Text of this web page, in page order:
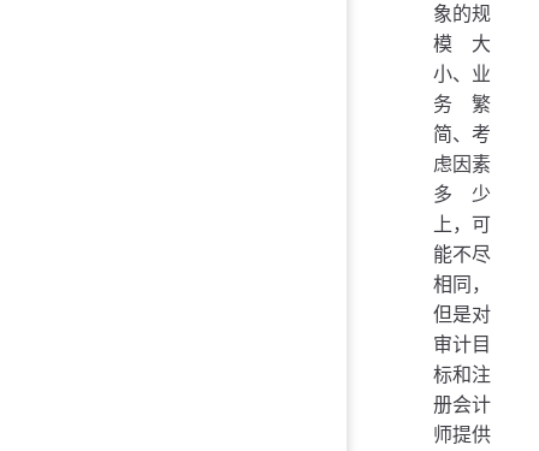
象的规
模大
小、业
务繁
简、考
虑因素
多少
上，可
能不尽
相同，
但是对
审计目
标和注
册会计
师提供